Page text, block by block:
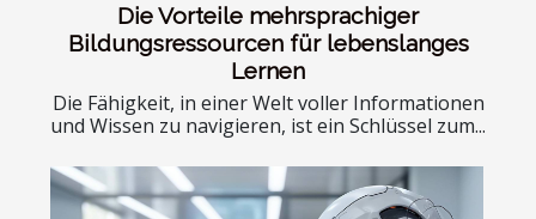
Die Vorteile mehrsprachiger
Bildungsressourcen für lebenslanges
Lernen
Die Fähigkeit, in einer Welt voller Informationen
und Wissen zu navigieren, ist ein Schlüssel zum...